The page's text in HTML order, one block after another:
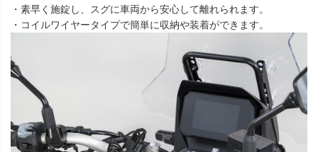
・素早く施錠し、スグに車両から安心して離れられます。
・コイルワイヤータイプで簡単に収納や装着ができます。